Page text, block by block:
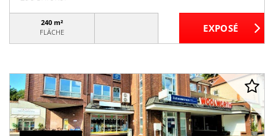
240 m²
FLÄCHE